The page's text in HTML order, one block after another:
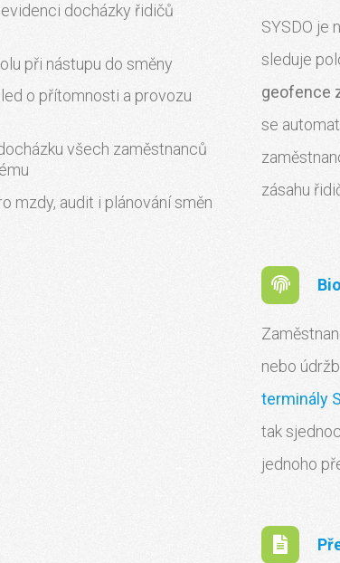
docházky řidičů
při nástupu do směny
o přítomnosti a provozu
všech zaměstnanců
mzdy, audit i plánování směn
SYSDO je
sleduje
geofence
se
zásahu
nebo
terminály
tak
jednoho